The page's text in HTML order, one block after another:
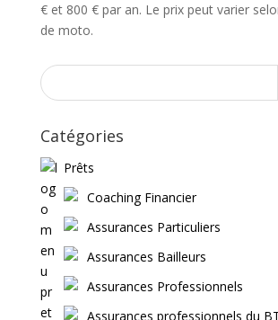
€ et 800 € par an. Le prix peut varier
de moto.
Catégories
Prêts
Coaching Financier
Assurances Particuliers
Assurances Bailleurs
Assurances Professionnels
Assurances professionnels du